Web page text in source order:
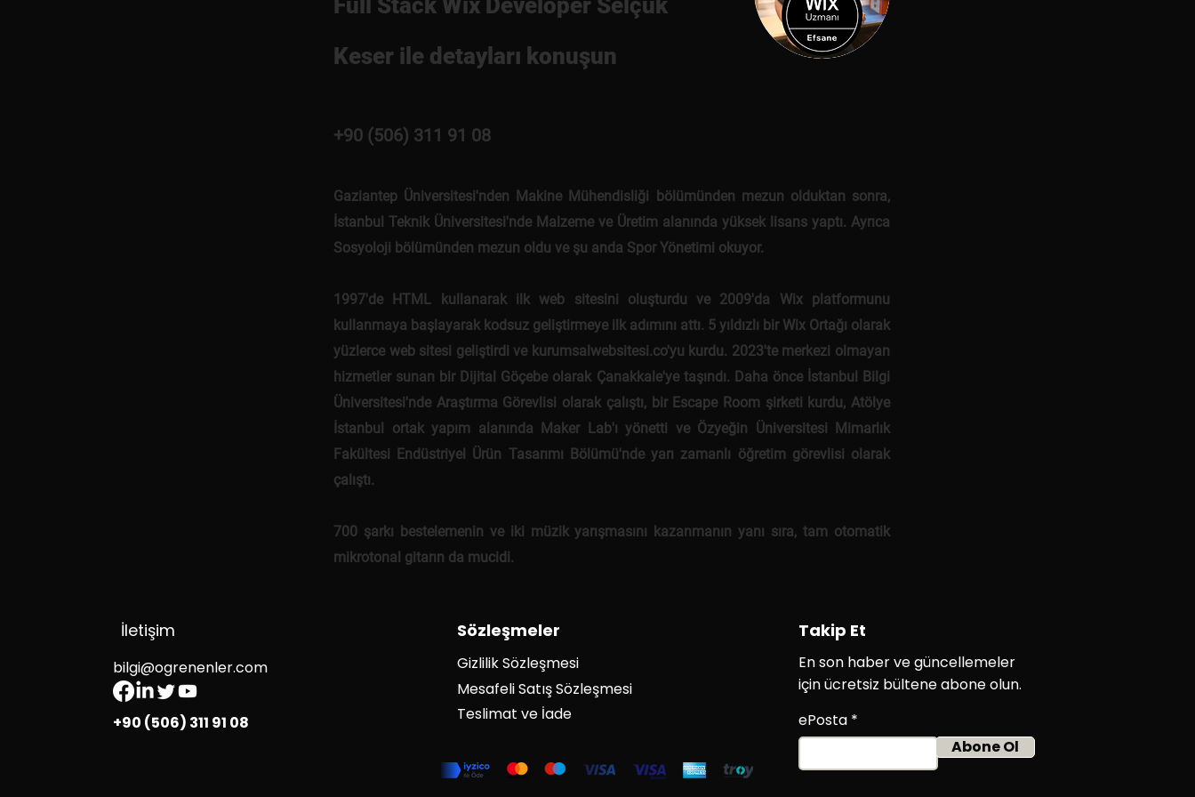
Full Stack Wix Developer Selçuk
Keser ile detayları konuşun
+90 (506) 311 91 08
Gaziantep Üniversitesi'nden Makine Mühendisliği bölümünden mezun olduktan sonra,
İstanbul Teknik Üniversitesi'nde Malzeme ve Üretim alanında yüksek lisans yaptı. Ayrıca
Sosyoloji bölümünden mezun oldu ve şu anda Spor Yönetimi okuyor.
1997'de HTML kullanarak ilk web sitesini oluşturdu ve 2009'da Wix platformunu
kullanmaya başlayarak kodsuz geliştirmeye ilk adımını attı. 5 yıldızlı bir Wix Ortağı olarak
yüzlerce web sitesi geliştirdi ve kurumsalwebsitesi.co'yu kurdu. 2023'te merkezi olmayan
hizmetler sunan bir Dijital Göçebe olarak Çanakkale'ye taşındı. Daha önce İstanbul Bilgi
Üniversitesi'nde Araştırma Görevlisi olarak çalıştı, bir Escape Room şirketi kurdu, Atölye
İstanbul ortak yapım alanında Maker Lab'ı yönetti ve Özyeğin Üniversitesi Mimarlık
Fakültesi Endüstriyel Ürün Tasarımı Bölümü'nde yarı zamanlı öğretim görevlisi olarak
çalıştı.
700 şarkı bestelemenin ve iki müzik yarışmasını kazanmanın yanı sıra, tam otomatik
mikrotonal gitarın da mucidi.
İletişim
bilgi@ogrenenler.com
+90 (506) 311 91 08
Sözleşmeler
Gizlilik Sözleşmesi
Mesafeli Satış Sözleşmesi
Teslimat ve İade
Takip Et
En son haber ve güncellemeler
için ücretsiz bültene abone olun.
ePosta
Abone Ol